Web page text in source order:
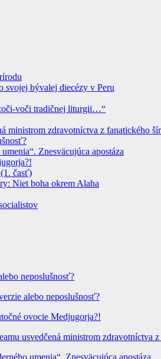
svojej bývalej diecézy v Peru
voči tradičnej liturgii…“
ministrom zdravotníctva z fanatického
Znesväcujúca apostáza
časť)
Niet boha okrem Alaha
neposlušnosť?
alebo neposlušnosť?
ovocie Medjugorja?!
usvedčená ministrom
umenia“. Znesväcujúca apostáza